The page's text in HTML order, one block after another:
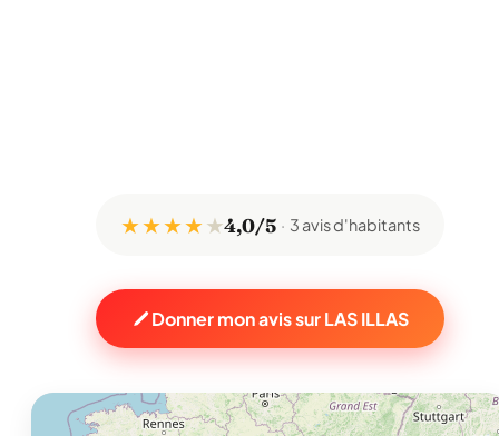
★ ★ ★ ★★4,0/5 3 avis d'habitants
Donner mon avis sur LAS ILLAS